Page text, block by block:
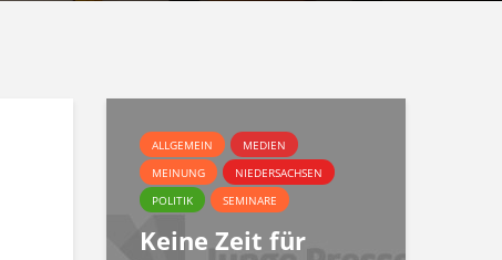
ALLGEMEIN
MEDIEN
MEINUNG
NIEDERSACHSEN
POLITIK
SEMINARE
Keine Zeit für